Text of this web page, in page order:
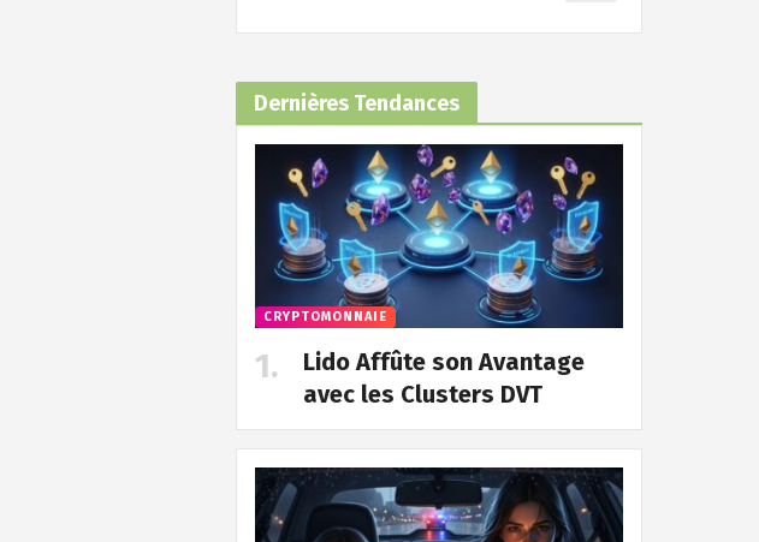
Dernières Tendances
CRYPTOMONNAIE
Lido Affûte son Avantage
avec les Clusters DVT